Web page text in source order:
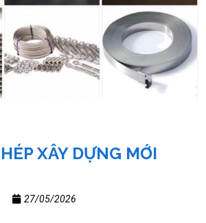
XÂY DỰNG MỚI
27/05/2026